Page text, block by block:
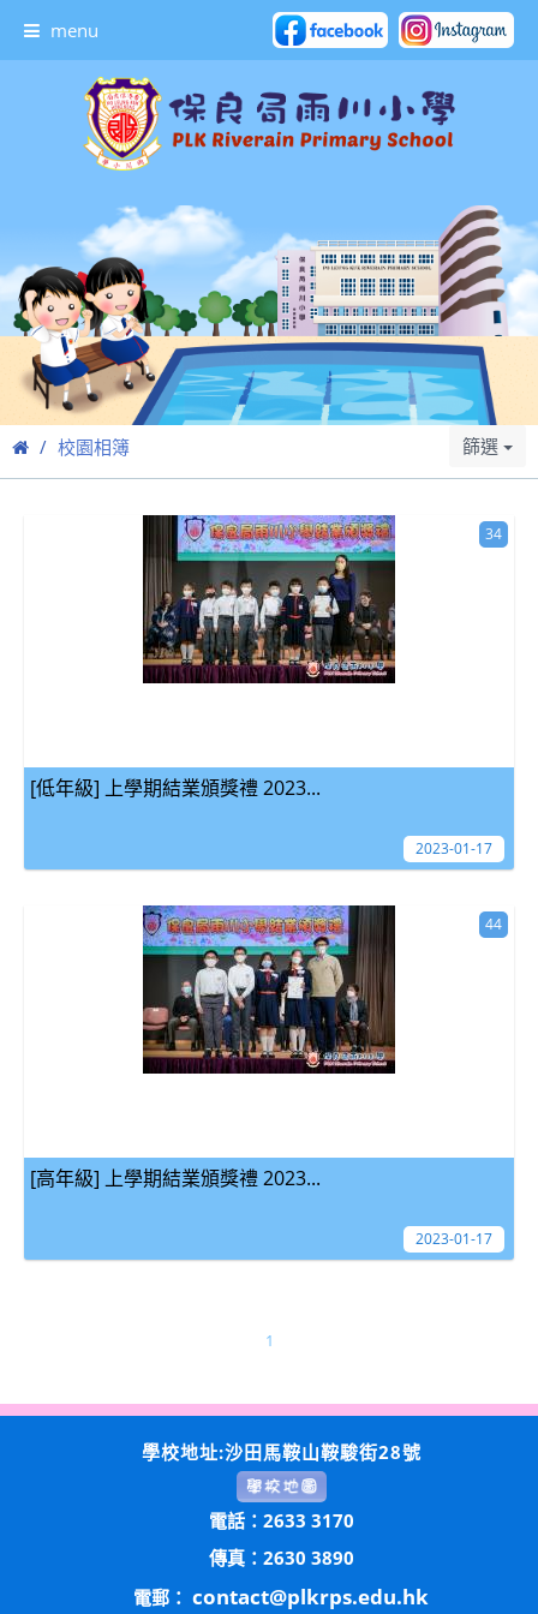
menu
校園相簿 篩選
[低年級] 上學期結業頒獎禮 2023...
34
2023-01-17
[高年級] 上學期結業頒獎禮 2023...
44
2023-01-17
1
學校地址:沙田馬鞍山鞍駿街28號
電話：2633 3170
傳真：2630 3890
電郵： contact@plkrps.edu.hk